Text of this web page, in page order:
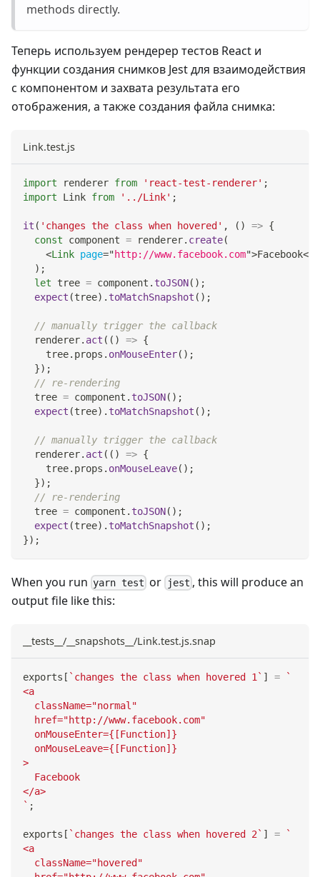
methods directly.
Теперь используем рендерер тестов React и
функции создания снимков Jest для взаимодействия
с компонентом и захвата результата его
отображения, а также создания файла снимка:
Link.test.js
import renderer from 'react-test-renderer' ;
import
Link from '../Link' ;
it ( 'changes the class when hovered' , ( ) => {
const component = renderer. create(
<Link page="http://www.facebook.com">Facebook</
) ;
let tree = component . toJSON( ) ;
expect (tree) . toMatchSnapshot ( ) ;
// manually trigger the callback
  renderer
. act ( ( ) => {
    tree
. props . onMouseEnter( ) ;
}) ;
// re-rendering
  tree
= component . toJSON( ) ;
expect (tree) . toMatchSnapshot ( ) ;
// manually trigger the callback
  renderer
. act ( ( ) => {
    tree
. props . onMouseLeave( ) ;
}) ;
// re-rendering
  tree
= component . toJSON( ) ;
expect (tree) . toMatchSnapshot ( ) ;
}) ;
When you run yarn test or jest , this will produce an
output file like this:
__tests__/__snapshots__/Link.test.js.snap
exports [ ` changes the class when hovered 1 ` ] =
`
<a
  className="normal"
  href="http://www.facebook.com"
  onMouseEnter={[Function]}
  onMouseLeave={[Function]}
>
  Facebook
</a>
` ;
exports [ ` changes the class when hovered 2` ] =
`
<a
  className="hovered"